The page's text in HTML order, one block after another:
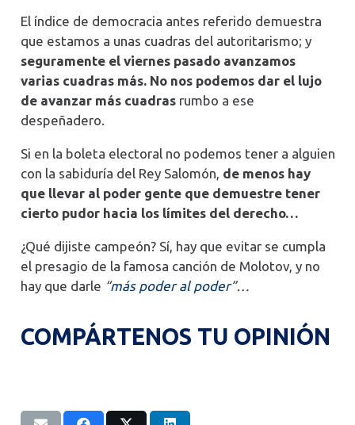
El índice de democracia antes referido demuestra
que estamos a unas cuadras del autoritarismo; y
seguramente el viernes pasado avanzamos
varias cuadras más. No nos podemos dar el lujo
de avanzar más cuadrasrumbo a ese
despeñadero.
Si en la boleta electoral no podemos tener a alguien
con la sabiduría del Rey Salomón, de menos hay
que llevar al poder gente que demuestre tener
cierto pudor hacia los límites del derecho…
¿Qué dijiste campeón? Sí, hay que evitar se cumpla
el presagio de la famosa canción de Molotov, y no
hay que darle “más poder al poder”…
COMPÁRTENOS TU OPINIÓN